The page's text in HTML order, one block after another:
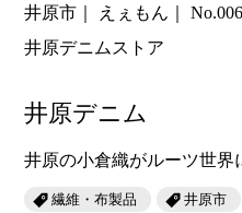
井原市 えぇもん
No.006
井原デニムストア
井原デニム
井原の小倉織がルーツ世界
繊維・布製品 井原市